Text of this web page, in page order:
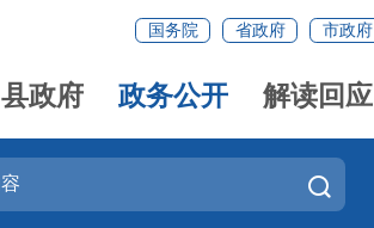
国务院 省政府 市政府
县政府 政务公开 解读回应